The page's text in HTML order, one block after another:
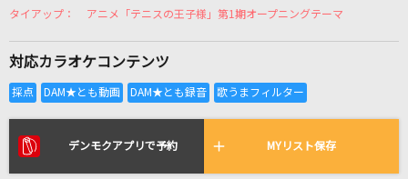
カラオケリクエスト
リアルタイムで歌われている曲の一覧
Borderline
アニメ「テニスの王子様」第1期オープニングテーマ
対応カラオケコンテンツ
デンモクアプリで予約 MYリスト保存